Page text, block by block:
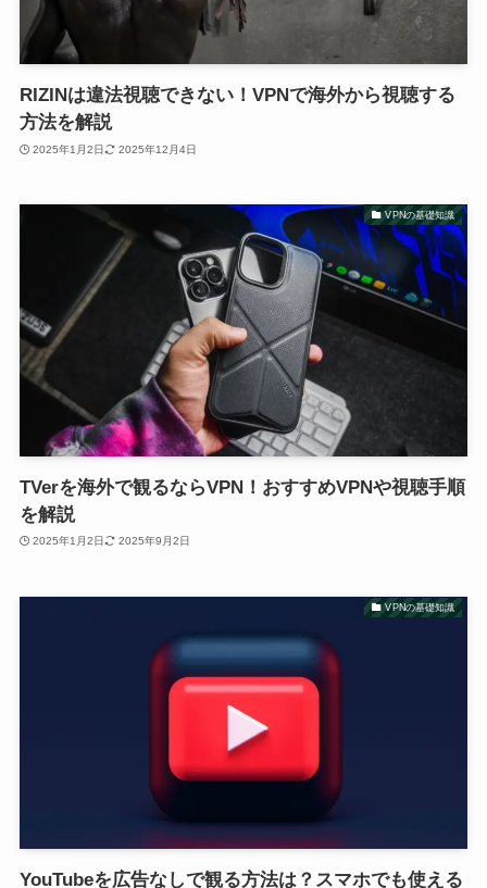
RIZINは違法視聴できない！VPNで海外から視聴する
方法を解説
2025年1月2日 2025年12月4日
VPNの基礎知識
TVerを海外で観るならVPN！おすすめVPNや視聴手順
を解説
2025年1月2日 2025年9月2日
VPNの基礎知識
YouTubeを広告なしで観る方法は？スマホでも使える